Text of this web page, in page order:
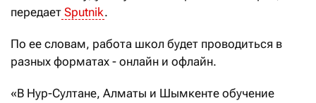
передает Sputnik.
По ее словам, работа школ будет проводиться в
разных форматах - онлайн и офлайн.
«В Нур-Султане, Алматы и Шымкенте обучение